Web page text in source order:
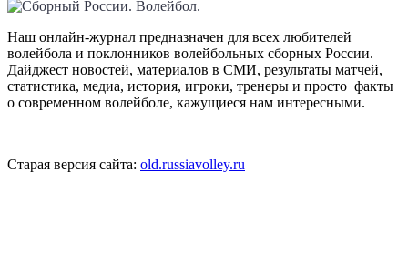
Наш онлайн-журнал предназначен для всех любителей
волейбола и поклонников волейбольных сборных России.
Дайджест новостей, материалов в СМИ, результаты матчей,
статистика, медиа, история, игроки, тренеры и просто факты
о современном волейболе, кажущиеся нам интересными.
Старая версия сайта: old.russiavolley.ru